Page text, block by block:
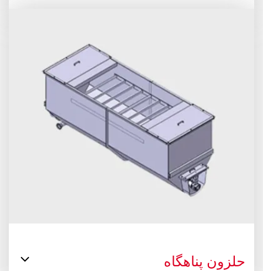
حلزون پناهگاه